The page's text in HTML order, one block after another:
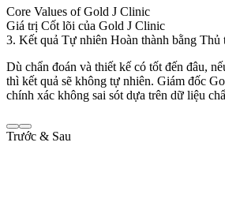
Core Values of Gold J Clinic
Giá trị Cốt lõi của Gold J Clinic
3. Kết quả Tự nhiên Hoàn thành bằng Thủ
Dù chẩn đoán và thiết kế có tốt đến đâu,
thì kết quả sẽ không tự nhiên. Giám đốc
chính xác không sai sót dựa trên dữ liệu
Trước & Sau